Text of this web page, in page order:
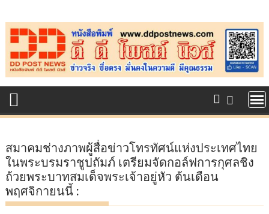
to
content
สมาคมช่างภาพผู้สื่อข่าวโทรทัศน์แห่งประเทศไทย
ในพระบรมราชูปถัมภ์ เตรียมจัดกอล์ฟการกุศลชิง
ถ้วยพระบาทสมเด็จพระเจ้าอยู่หัว ต้นเดือน
พฤศจิกายนนี้ :